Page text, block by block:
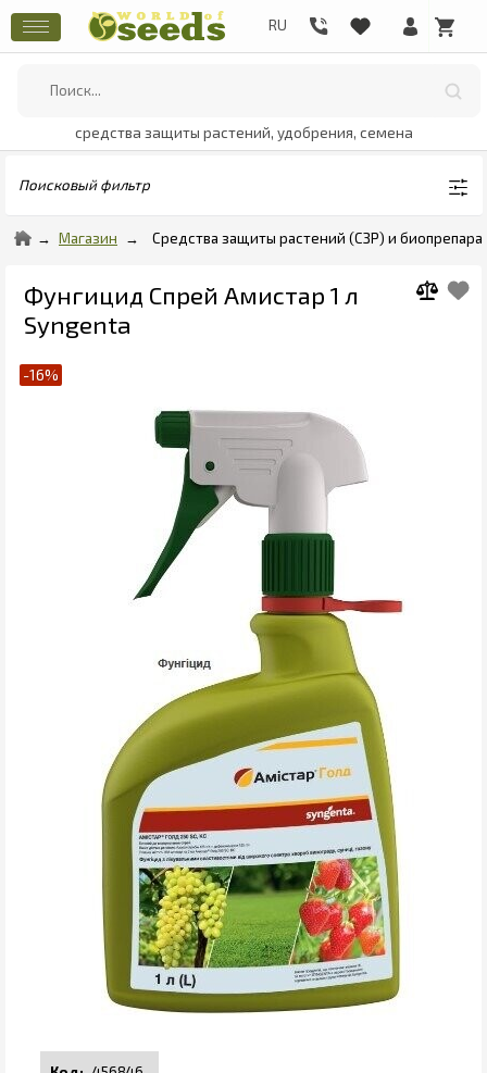
средства защиты растений, удобрения, семена
Поисковый фильтр
Магазин Средства защиты растений (СЗР) и
Фунгицид Спрей Амистар 1 л
Syngenta
-16%